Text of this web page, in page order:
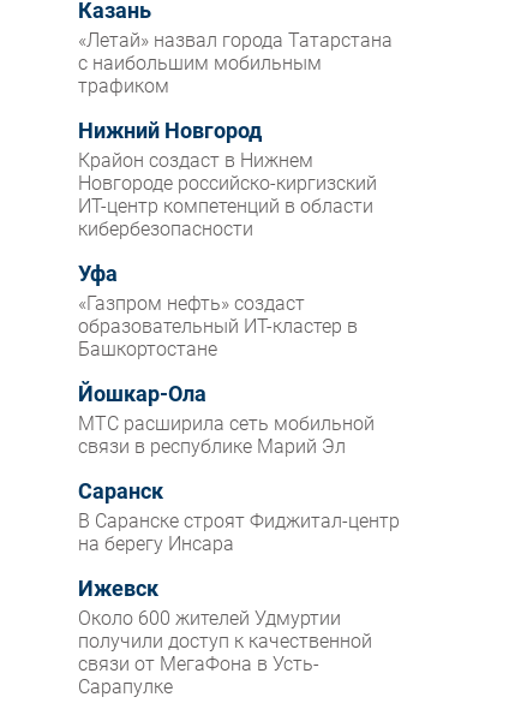
Казань
«Летай» назвал города Татарстана
с наибольшим мобильным
трафиком
Нижний Новгород
Крайон создаст в Нижнем
Новгороде российско-киргизский
ИТ-центр компетенций в области
кибербезопасности
Уфа
«Газпром нефть» создаст
образовательный ИТ-кластер в
Башкортостане
Йошкар-Ола
МТС расширила сеть мобильной
связи в республике Марий Эл
Саранск
В Саранске строят Фиджитал-центр
на берегу Инсара
Ижевск
Около 600 жителей Удмуртии
получили доступ к качественной
связи от МегаФона в Усть-
Сарапулке